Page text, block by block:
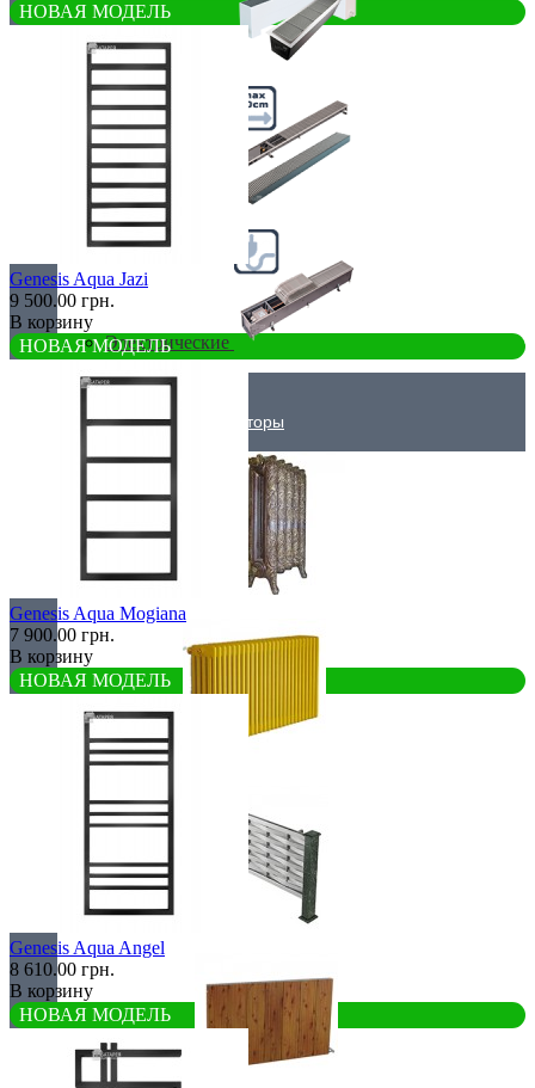
Самые мощные
Узкие (200 мм)
Электрические
Дизайнерские радиаторы
Retro стиль
В тренде
Из камня
НОВАЯ МОДЕЛЬ
Genesis Aqua Jazi
9 500.00 грн.
В корзину
НОВАЯ МОДЕЛЬ
Genesis Aqua Mogiana
7 900.00 грн.
В корзину
НОВАЯ МОДЕЛЬ
Genesis Aqua Angel
8 610.00 грн.
В корзину
НОВАЯ МОДЕЛЬ